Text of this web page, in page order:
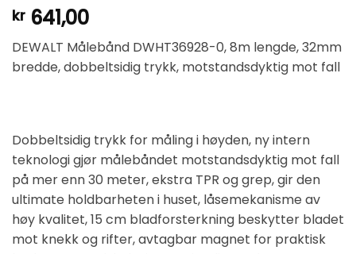
kr 641,00
DEWALT Målebånd DWHT36928-0, 8m lengde, 32mm
bredde, dobbeltsidig trykk, motstandsdyktig mot fall
Dobbeltsidig trykk for måling i høyden, ny intern
teknologi gjør målebåndet motstandsdyktig mot fall
på mer enn 30 meter, ekstra TPR og grep, gir den
ultimate holdbarheten i huset, låsemekanisme av
høy kvalitet, 15 cm bladforsterkning beskytter bladet
mot knekk og rifter, avtagbar magnet for praktisk